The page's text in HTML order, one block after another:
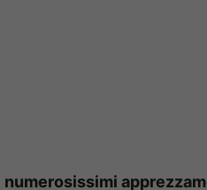
numerosissimi